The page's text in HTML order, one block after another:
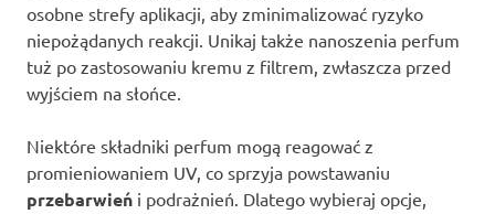
osobne strefy aplikacji, aby zminimalizować ryzyko
niepożądanych reakcji. Unikaj także nanoszenia perfum
tuż po zastosowaniu kremu z filtrem, zwłaszcza przed
wyjściem na słońce.
Niektóre składniki perfum mogą reagować z
promieniowaniem UV, co sprzyja powstawaniu
przebarwień i podrażnień. Dlatego wybieraj opcje,